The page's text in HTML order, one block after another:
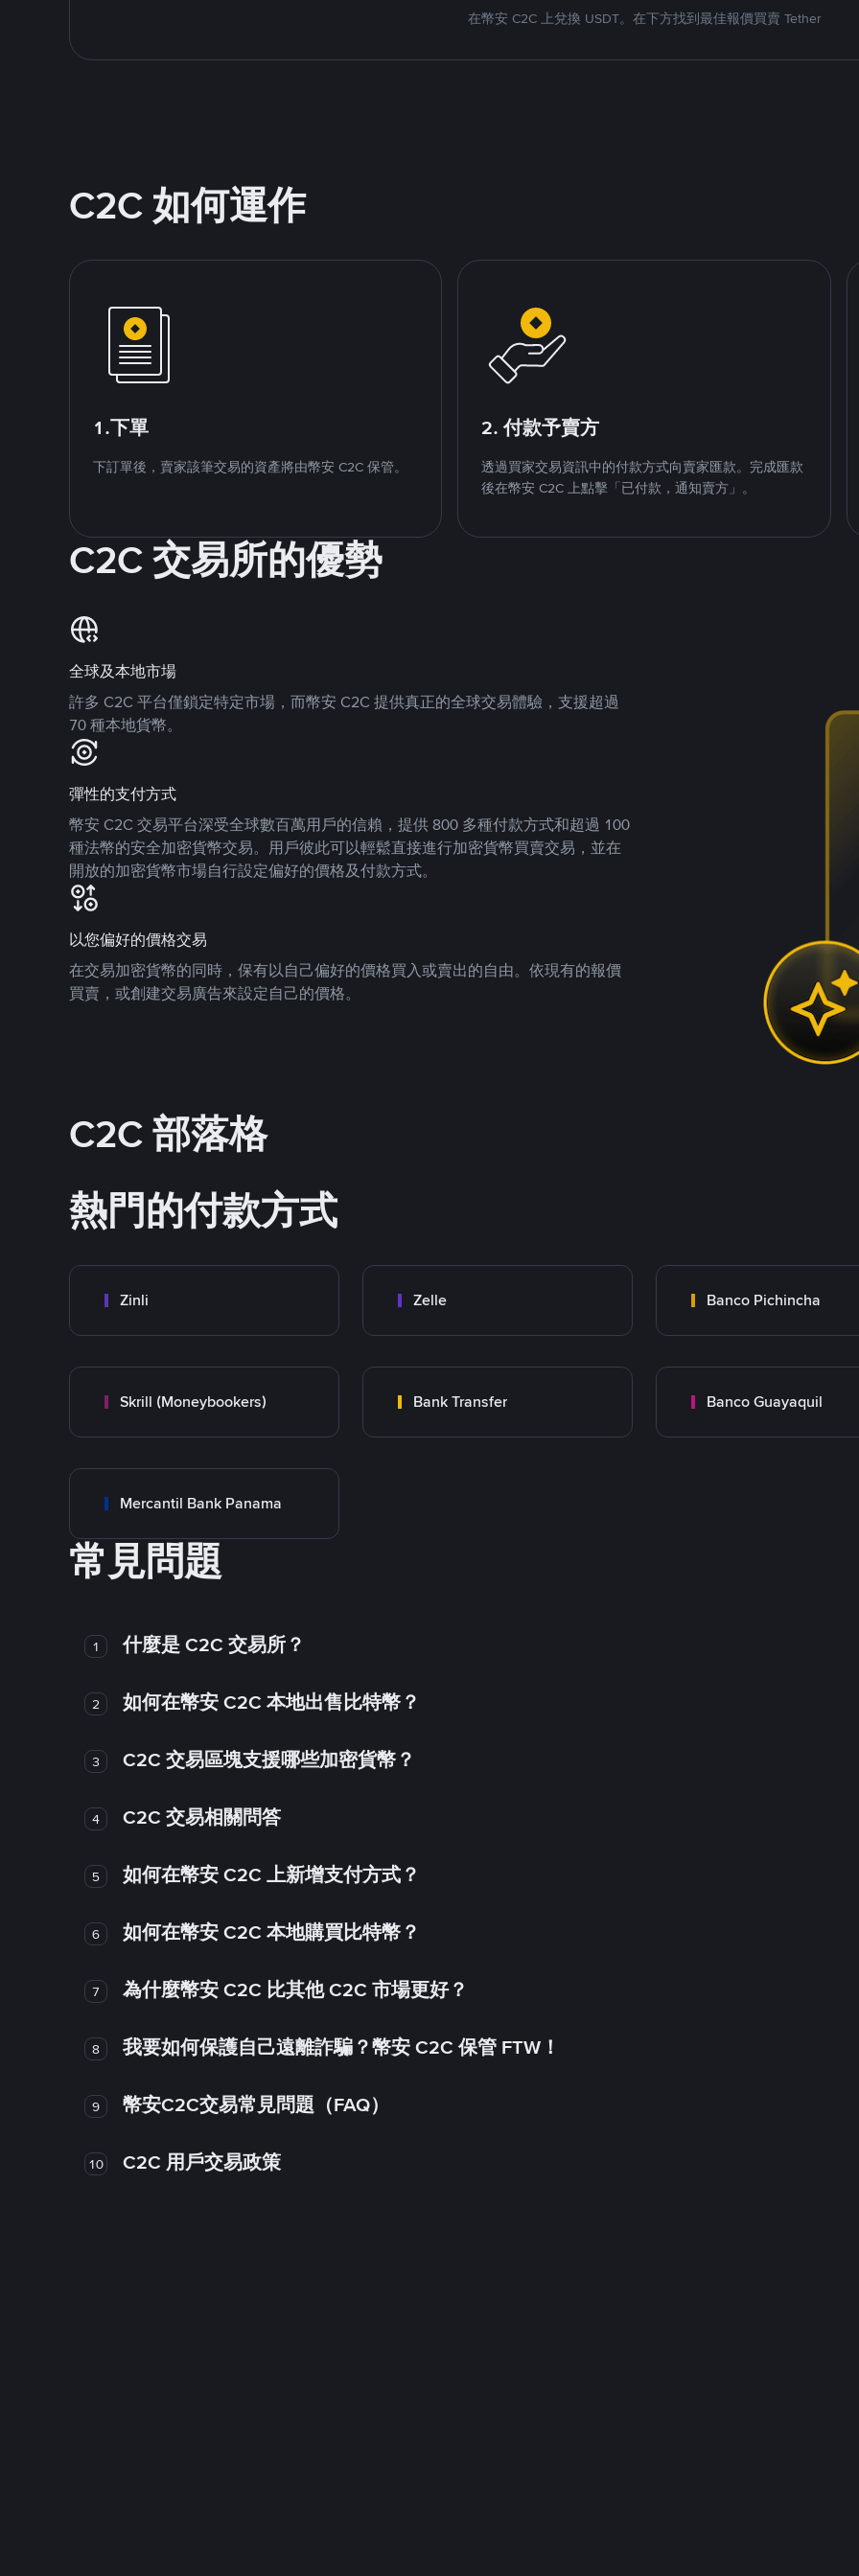
在幣安 C2C 上兌換 USDT。在下方找到最佳報價買賣 Tether
C2C 如何運作
1.下單
下訂單後，賣家該筆交易的資產將由幣安 C2C 保管。
2. 付款予賣方
透過買家交易資訊中的付款方式向賣家匯款。完成匯款
後在幣安 C2C 上點擊「已付款，通知賣方」。
C2C 交易所的優勢
全球及本地市場
許多 C2C 平台僅鎖定特定市場，而幣安 C2C 提供真正的全球交易體驗，支援超過
70 種本地貨幣。
彈性的支付方式
幣安 C2C 交易平台深受全球數百萬用戶的信賴，提供 800 多種付款方式和超過 100
種法幣的安全加密貨幣交易。用戶彼此可以輕鬆直接進行加密貨幣買賣交易，並在
開放的加密貨幣市場自行設定偏好的價格及付款方式。
以您偏好的價格交易
在交易加密貨幣的同時，保有以自己偏好的價格買入或賣出的自由。依現有的報價
買賣，或創建交易廣告來設定自己的價格。
C2C 部落格
熱門的付款方式
Zinli Zelle Banco Pichincha
Skrill (Moneybookers) Bank Transfer Banco Guayaquil
Mercantil Bank Panama
常見問題
1 什麼是 C2C 交易所？
2 如何在幣安 C2C 本地出售比特幣？
3 C2C 交易區塊支援哪些加密貨幣？
4 C2C 交易相關問答
5 如何在幣安 C2C 上新增支付方式？
6 如何在幣安 C2C 本地購買比特幣？
7 為什麼幣安 C2C 比其他 C2C 市場更好？
8 我要如何保護自己遠離詐騙？幣安 C2C 保管 FTW！
9 幣安C2C交易常見問題（FAQ）
10 C2C 用戶交易政策